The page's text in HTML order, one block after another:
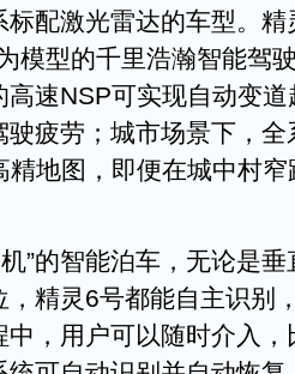
标配激光雷达的车型。
模型的千里浩瀚智能驾
速NSP可实现自动变
疲劳；城市场景下，
精地图，即便在城中村
”的智能泊车，无论是
精灵6号都能自主识别
中，用户可以随时介入